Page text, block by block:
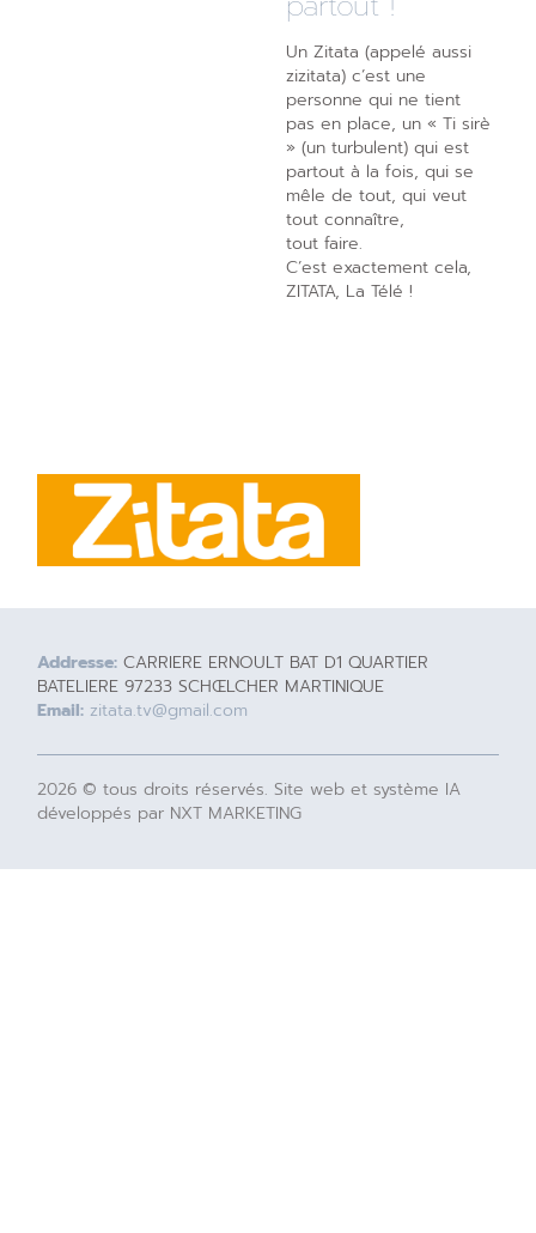
Un Zitata (appelé aussi
zizitata) c’est une
personne qui ne tient
pas en place, un « Ti sirè
» (un turbulent) qui est
partout à la fois, qui se
mêle de tout, qui veut
tout connaître,
tout faire.
C’est exactement cela,
ZITATA, La Télé !
Addresse: CARRIERE ERNOULT BAT D1 QUARTIER
BATELIERE 97233 SCHŒLCHER MARTINIQUE
Email: zitata.tv@gmail.com
2026 © tous droits réservés. Site web et système IA
développés par NXT MARKETING